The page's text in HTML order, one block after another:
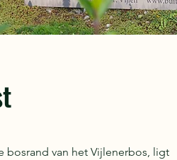
bosrand van het Vijlenerbos, ligt